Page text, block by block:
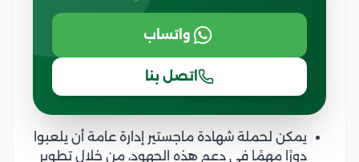
واتساب
اتصل بنا
يمكن لحملة شهادة ماجستير إدارة عامة أن يلعبوا
دورًا مهمًا في دعم هذه الجهود، من خلال تطوير